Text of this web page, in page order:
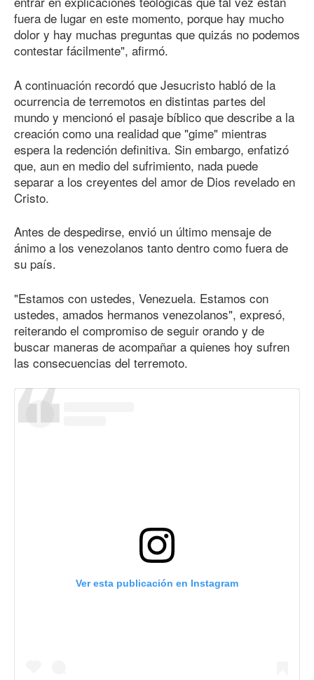
fuera de lugar en este momento, porque hay mucho
dolor y hay muchas preguntas que quizás no podemos
contestar fácilmente", afirmó.
A continuación recordó que Jesucristo habló de la
ocurrencia de terremotos en distintas partes del
mundo y mencionó el pasaje bíblico que describe a la
creación como una realidad que "gime" mientras
espera la redención definitiva. Sin embargo, enfatizó
que, aun en medio del sufrimiento, nada puede
separar a los creyentes del amor de Dios revelado en
Cristo.
Antes de despedirse, envió un último mensaje de
ánimo a los venezolanos tanto dentro como fuera de
su país.
"Estamos con ustedes, Venezuela. Estamos con
ustedes, amados hermanos venezolanos", expresó,
reiterando el compromiso de seguir orando y de
buscar maneras de acompañar a quienes hoy sufren
las consecuencias del terremoto.
Ver esta publicación en Instagram